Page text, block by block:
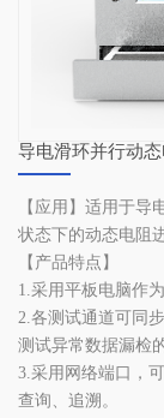
导电滑环并行动
【应用】适用于
状态下的动态电阻
【产品特点】
1.采用平板电脑作
2.各测试通道可同
测试异常数据漏检
3.采用网络端口，
查询、追溯。